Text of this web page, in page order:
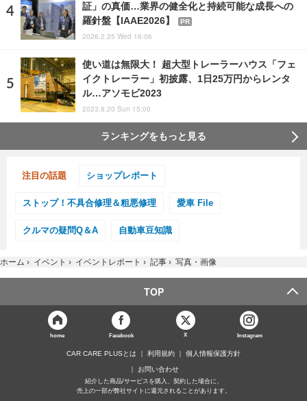
証」の真価…業界の健全化と持続可能な成長への
羅針盤【IAAE2026】
PR
2026.2.25 Wed 16:06
使い道は無限大！ 超大型トレーラーハウス「フェ
イクトレーラー」初披露、1日25万円からレンタ
ル…アソモビ2023
2023.8.20 Sun 15:00
ランキングをもっと見る
注目の話題 ショップレポート
ストップ！不具合修理＆粗悪修理 愛車 File
クルマの疑問Q＆A 自動車豆知識
ホーム › イベント › イベントレポート › 記事 › 写真・画像
TOP
home Facebook X Instagram
CAR CARE PLUSとは 利用規約 個人情報保護方針
お問い合わせ
紹介した商品/サービスを購入、契約した場合に、
売上の一部が弊社サイトに還元されることがあります。